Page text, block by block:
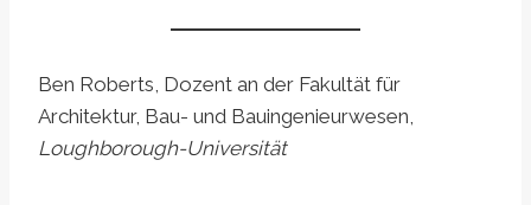
Ben Roberts, Dozent an der Fakultät für
Architektur, Bau- und Bauingenieurwesen,
Loughborough-Universität